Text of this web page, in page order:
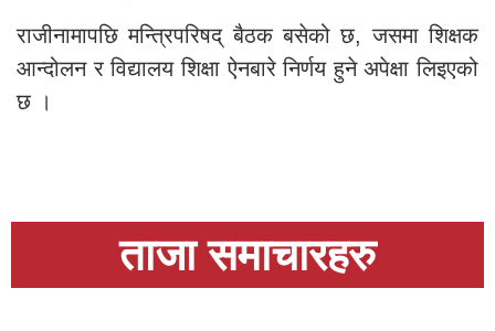
राजीनामापछि मन्त्रिपरिषद् बैठक बसेको छ, जसमा शिक्षक
आन्दोलन र विद्यालय शिक्षा ऐनबारे निर्णय हुने अपेक्षा लिइएको
छ ।
ताजा समाचारहरु